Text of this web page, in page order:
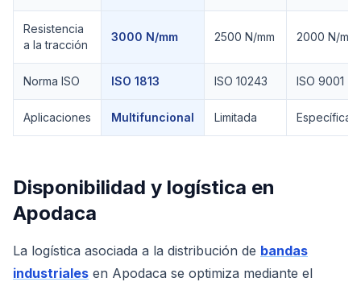
Resistencia
a la tracción
3000 N/mm 2500 N/mm 2000 N/mm
Norma ISO ISO 1813 ISO 10243 ISO 9001
Aplicaciones Multifuncional Limitada Específica
Disponibilidad y logística en
Apodaca
La logística asociada a la distribución de bandas
industriales en Apodaca se optimiza mediante el